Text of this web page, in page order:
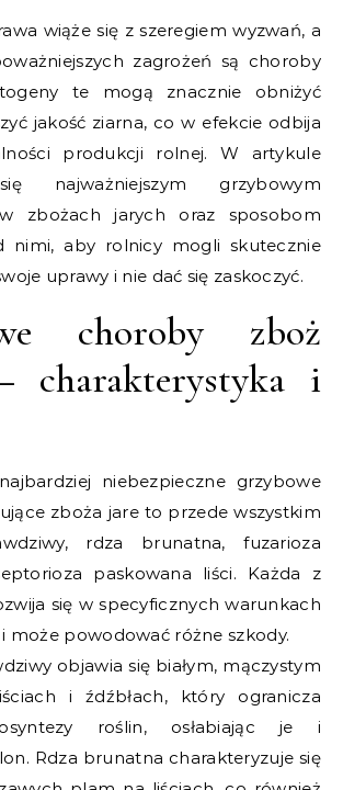
wiąże się z szeregiem wyzwań, a
zagrożeń są choroby
te mogą znacznie obniżyć
jakość ziarna, co w efekcie odbija
produkcji rolnej. W artykule
najważniejszym grzybowym
zbożach jarych oraz sposobom
nimi, aby rolnicy mogli skutecznie
uprawy i nie dać się zaskoczyć.
choroby zboż
charakterystyka i
niebezpieczne grzybowe
zboża jare to przede wszystkim
rdza brunatna, fuzarioza
paskowana liści. Każda z
się w specyficznych warunkach
może powodować różne szkody.
objawia się białym, mączystym
i źdźbłach, który ogranicza
roślin, osłabiając je i
Rdza brunatna charakteryzuje się